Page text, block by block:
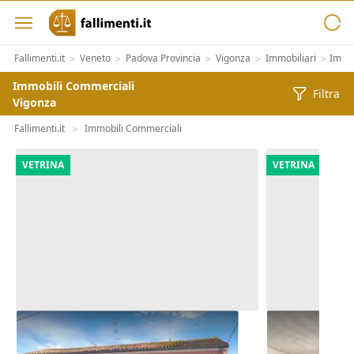
Fallimenti.it > Veneto > Padova Provincia > Vigonza > Immobiliari >
Immobili Commerciali
Vigonza
Filtra
Fallimenti.it > Immobili Commerciali
VETRINA
Asta Quota 1/6 di locale
commerciale e alloggio
VETRINA
Asta